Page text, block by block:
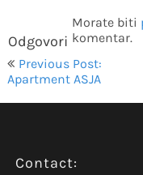
Odgovori
Morate biti
komentar.
Navigacija
objava
Previous Post:
Apartment ASJA
Contact: